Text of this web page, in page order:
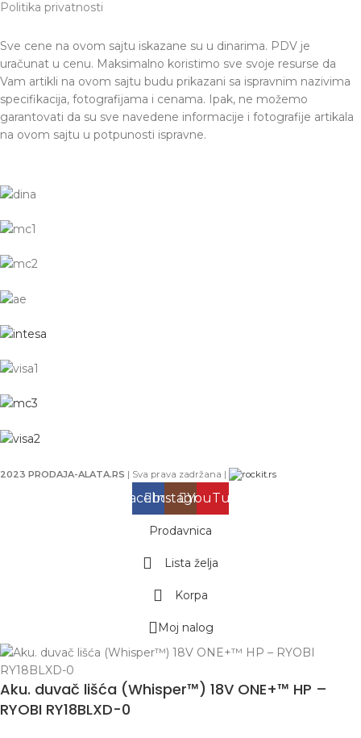
Politika privatnosti
Sve cene na ovom sajtu iskazane su u dinarima. PDV je
uračunat u cenu. Maksimalno koristimo sve svoje resurse da
Vam artikli na ovom sajtu budu prikazani sa ispravnim nazivima
specifikacija, fotografijama i cenama. Ipak, ne možemo
garantovati da su sve navedene informacije i fotografije artikala
na ovom sajtu u potpunosti ispravne.
2023 PRODAJA-ALATA.RS | Sva prava zadržana |
Facebook
Instagram
YouTube
Prodavnica
Lista želja
Korpa
Moj nalog
Aku. duvač lišća (Whisper™) 18V ONE+™ HP –
RYOBI RY18BLXD-0